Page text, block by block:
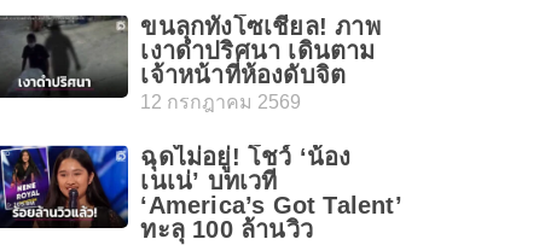
ขนลุกทั้งโซเชียล! ภาพ
เงาดำปริศนา เดินตาม
เจ้าหน้าที่ห้องดับจิต
12 กรกฎาคม 2569
ฉุดไม่อยู่! โชว์ ‘น้อง
เนเน่’ บทเวที
‘America’s Got Talent’
ทะลุ 100 ล้านวิว